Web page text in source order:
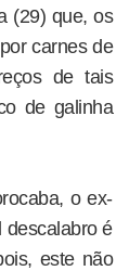
(29) que, os
carnes de
de tais
de galinha
o ex-
descalabro é
este não